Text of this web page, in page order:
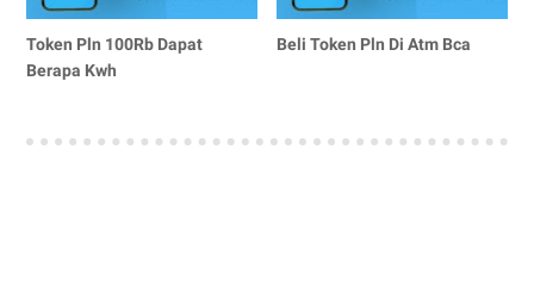
Token Pln 100Rb Dapat
Berapa Kwh
Beli Token Pln Di Atm Bca